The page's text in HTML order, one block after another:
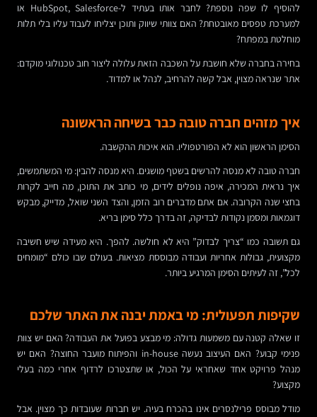
להוסיף לו שפה נוספת? לחבר אותו בעתיד ל-HubSpot, Salesforce או
למערכת טפסים מאובטחת? האם צוותי שיווק ותוכן יצליחו לעבוד עליו בלי תלות
מוחלטת במפתח?
בחירה בחברה שלא חושבת על השכבה הזאת עלולה ליצור חוב טכנולוגי מוקדם:
אתר שנראה מצוין, אבל קשה להרחיב, לנהל או למדוד.
איך מזהים חברה טובה כבר בשיחה הראשונה
הסימן הראשון הוא לא הפורטפוליו. הוא איכות ההקשבה.
חברה טובה לא מנסה להרשים בשטף מושגים. היא מנסה להבין: מי המשתמשים,
איך נראית המכירה, איפה נופלים לידים, מי כותב את התוכן, מה חייב לקרות
בחצי שנה הקרובה. אם אתם מדברים רוב הזמן, והצד השני שואל, מדייק, מבקש
דוגמאות ומסמן נקודות לבדיקה, זה בדרך כלל סימן בריא.
גם תשובה כמו “צריך לבדוק” היא לא חולשה. להפך. היא מעידה שיש חשיבה
מקצועית, גבולות אחריות ועבודה מבוססת מציאות. בעולם שבו כולם “מומחים
לכל”, זה לעיתים הסימן המרגיע ביותר.
שקיפות תפעולית: מי באמת יבנה את האתר שלכם
זו שאלה קטנה עם משמעות גדולה: מי מבצע בפועל את העבודה? האם יש צוות
פנימי קבוע? האם העיצוב נעשה in-house והפיתוח מועבר החוצה? האם יש
מנהל פרויקט אחד שאחראי על הכול, או שתצטרכו לרדוף אחרי כמה בעלי
מקצוע?
מודל מבוסס פרילנסרים אינו בהכרח בעיה. יש חברות שעובדות כך מצוין. אבל